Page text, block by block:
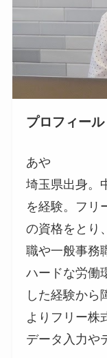
プロフィール
あや
埼玉県出身。
を経験。フリ
の資格をとり
職や一般事務
ハードな労働
した経験から
よりフリー株
データ入力や